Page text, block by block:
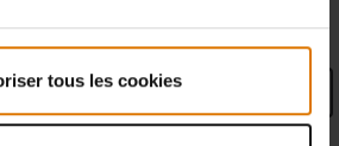
tous les cookies
produit